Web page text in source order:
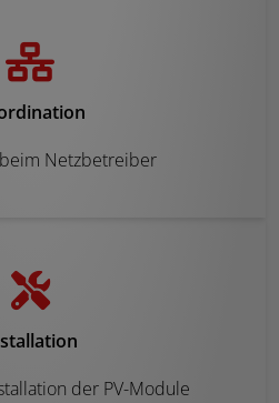
Netzbetreiber
der PV-Module